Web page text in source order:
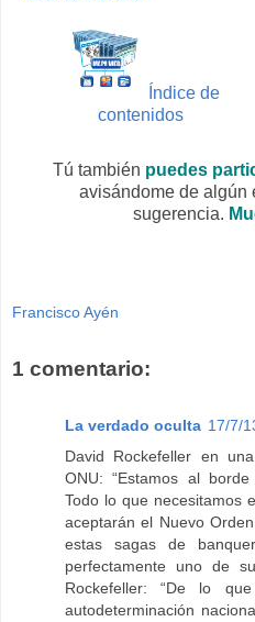
Índice de
contenidos
Tú también puedes
avisándome de algún
sugerencia.
Francisco Ayén
1 comentario:
La verdado oculta 17/7/
David Rockefeller en
ONU: “Estamos al
Todo lo que necesitamos
aceptarán el Nuevo
estas sagas de
perfectamente uno de
Rockefeller: “De lo
autodeterminación